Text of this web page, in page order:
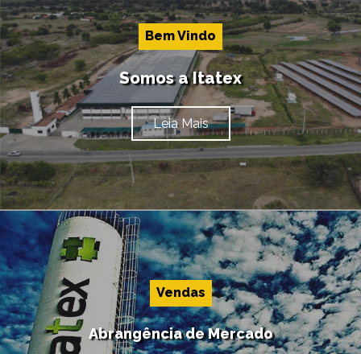
Bem Vindo
Somos a Itatex
Leia Mais
Vendas
Abrangência de Mercado